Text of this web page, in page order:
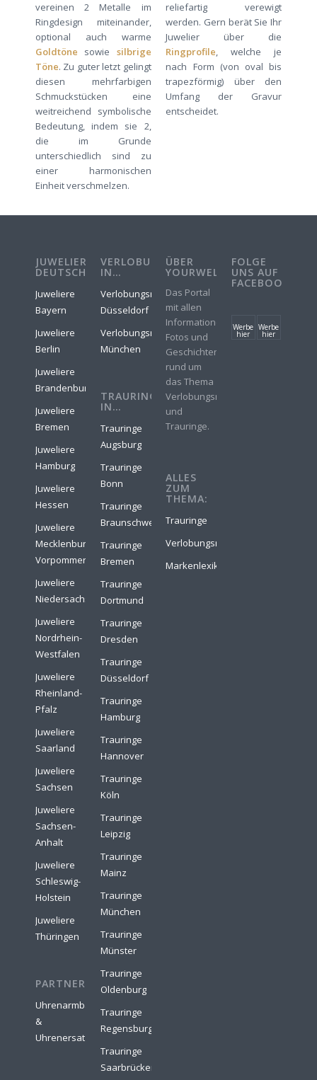
vereinen 2 Metalle im
Ringdesign miteinander,
optional auch warme
Goldtöne sowie silbrige
Töne. Zu guter letzt gelingt
diesen mehrfarbigen
Schmuckstücken eine
weitreichend symbolische
Bedeutung, indem sie 2,
die im Grunde
unterschiedlich sind zu
einer harmonischen
Einheit verschmelzen.
reliefartig verewigt
werden. Gern berät Sie Ihr
Juwelier über die
Ringprofile, welche je
nach Form (von oval bis
trapezförmig) über den
Umfang der Gravur
entscheidet.
JUWELIERE
DEUTSCHLAND
Juweliere
Bayern
Juweliere
Berlin
Juweliere
Brandenburg
Juweliere
Bremen
Juweliere
Hamburg
Juweliere
Hessen
Juweliere
Mecklenburg-
Vorpommern
Juweliere
Niedersachsen
Juweliere
Nordrhein-
Westfalen
Juweliere
Rheinland-
Pfalz
Juweliere
Saarland
Juweliere
Sachsen
Juweliere
Sachsen-
Anhalt
Juweliere
Schleswig-
Holstein
Juweliere
Thüringen
PARTNER:
Uhrenarmbänder
&
Uhrenersatzteile
VERLOBUNGSRINGE
IN…
Verlobungsringe
Düsseldorf
Verlobungsringe
München
TRAURINGE
IN…
Trauringe
Augsburg
Trauringe
Bonn
Trauringe
Braunschweig
Trauringe
Bremen
Trauringe
Dortmund
Trauringe
Dresden
Trauringe
Düsseldorf
Trauringe
Hamburg
Trauringe
Hannover
Trauringe
Köln
Trauringe
Leipzig
Trauringe
Mainz
Trauringe
München
Trauringe
Münster
Trauringe
Oldenburg
Trauringe
Regensburg
Trauringe
Saarbrücken
ÜBER
YOURWELER
Das Portal
mit allen
Informationen,
Fotos und
Geschichten
rund um
das Thema
Verlobungsringe
und
Trauringe.
ALLES
ZUM
THEMA:
Trauringe
Verlobungsringe
Markenlexikon
FOLGE
UNS AUF
FACEBOOK
Werbe
hier
Werbe
hier